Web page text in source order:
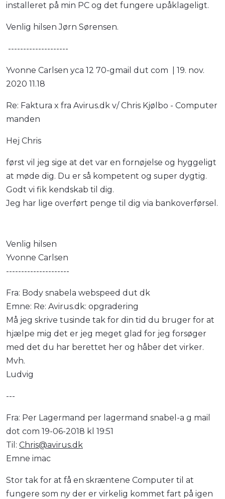
installeret på min PC og det fungere upåklageligt.
Venlig hilsen Jørn Sørensen.
--------------------
Yvonne Carlsen yca 12 70-gmail dut com | 19. nov.
2020 11.18
Re: Faktura x fra Avirus.dk v/ Chris Kjølbo - Computer
manden
Hej Chris
først vil jeg sige at det var en fornøjelse og hyggeligt
at møde dig. Du er så kompetent og super dygtig.
Godt vi fik kendskab til dig.
Jeg har lige overført penge til dig via bankoverførsel.
Venlig hilsen
Yvonne Carlsen
---------------------
Fra: Body snabela webspeed dut dk
Emne: Re: Avirus.dk: opgradering
Må jeg skrive tusinde tak for din tid du bruger for at
hjælpe mig det er jeg meget glad for jeg forsøger
med det du har berettet her og håber det virker.
Mvh.
Ludvig
---
Fra: Per Lagermand per lagermand snabel-a g mail
dot com 19-06-2018 kl 19:51
Til: Chris@avirus.dk
Emne imac
Stor tak for at få en skræntene Computer til at
fungere som ny der er virkelig kommet fart på igen